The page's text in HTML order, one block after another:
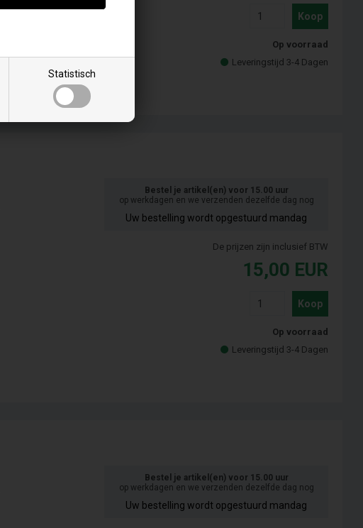
Statistisch
Koop
Op voorraad
Leveringstijd 3-4 Dagen
Bestel je artikel(en) voor 15.00 uur
op werkdagen en we verzenden dezelfde dag nog
Uw bestelling wordt opgestuurd mandag
De prijzen zijn inclusief BTW
15,00 EUR
Koop
Op voorraad
Leveringstijd 3-4 Dagen
Bestel je artikel(en) voor 15.00 uur
op werkdagen en we verzenden dezelfde dag nog
Uw bestelling wordt opgestuurd mandag